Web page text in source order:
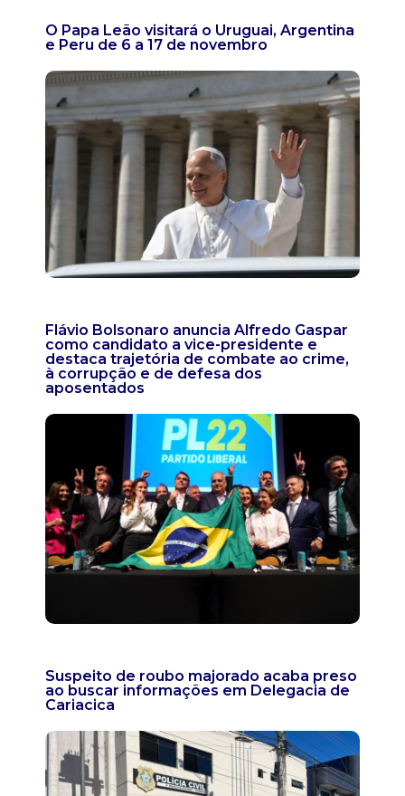
O Papa Leão visitará o Uruguai, Argentina
e Peru de 6 a 17 de novembro
Flávio Bolsonaro anuncia Alfredo Gaspar
como candidato a vice-presidente e
destaca trajetória de combate ao crime,
à corrupção e de defesa dos
aposentados
Suspeito de roubo majorado acaba preso
ao buscar informações em Delegacia de
Cariacica